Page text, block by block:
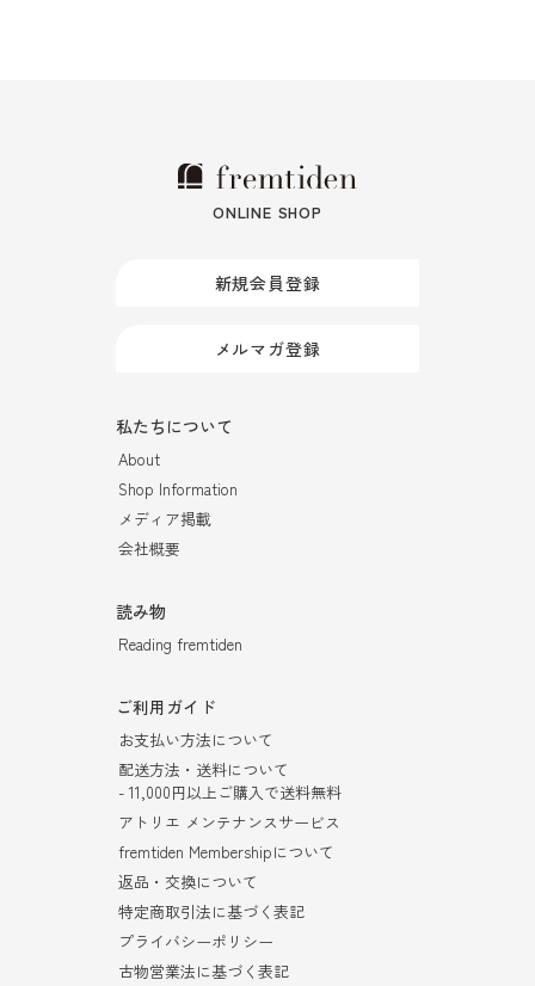
ONLINE SHOP
新規会員登録
メルマガ登録
私たちについて
About
Shop Information
メディア掲載
会社概要
読み物
Reading fremtiden
ご利用ガイド
お支払い方法について
配送方法・送料について
- 11,000円以上ご購入で送料無料
アトリエ メンテナンスサービス
fremtiden Membershipについて
返品・交換について
特定商取引法に基づく表記
プライバシーポリシー
古物営業法に基づく表記